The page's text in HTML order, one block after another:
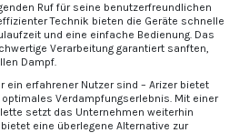
Ruf für seine benutzerfreundlichen
Technik bieten die Geräte schnelle
und eine einfache Bedienung. Das
Verarbeitung garantiert sanften,
Dampf.
ein erfahrener Nutzer sind – Arizer bietet
Verdampfungserlebnis. Mit einer
setzt das Unternehmen weiterhin
eine überlegene Alternative zur